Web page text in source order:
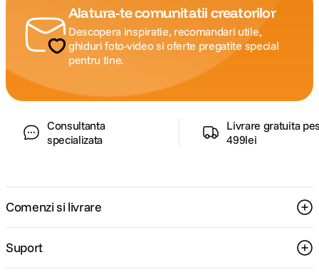
Alatura-te comunitatii creatorilor
Descopera inspiratie, recomandari utile,
ghiduri foto-video si oferte pregatite special
pentru tine.
Consultanta
specializata
Livrare gratuita
499lei
Comenzi si livrare
Suport